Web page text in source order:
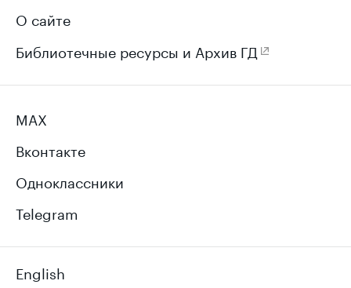
О сайте
Библиотечные ресурсы и Архив ГД
MAX
Вконтакте
Одноклассники
Telegram
English